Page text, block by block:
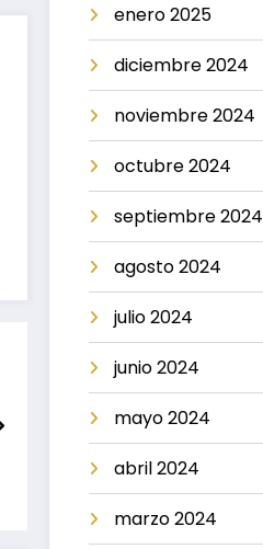
enero 2025
diciembre 2024
noviembre 2024
octubre 2024
septiembre 2024
agosto 2024
julio 2024
junio 2024
mayo 2024
abril 2024
marzo 2024